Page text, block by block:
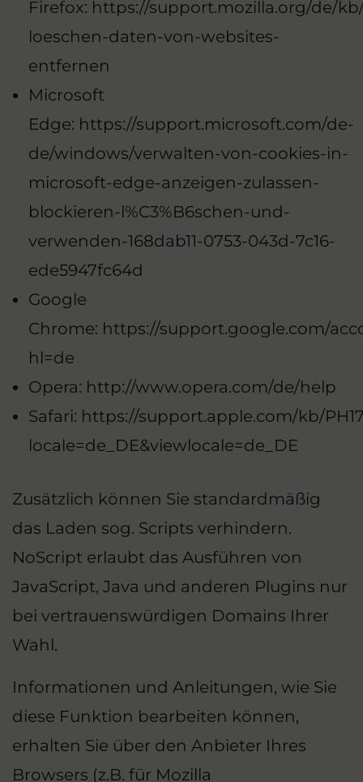
Firefox: https://support.mozilla.org/de/
loeschen-daten-von-websites-
entfernen
Microsoft
Edge: https://support.microsoft.com/de-
de/windows/verwalten-von-cookies-in-
microsoft-edge-anzeigen-zulassen-
blockieren-l%C3%B6schen-und-
verwenden-168dab11-0753-043d-7c16-
ede5947fc64d
Google
Chrome: https://support.google.com/
hl=de
Opera: http://www.opera.com/de/help
Safari: https://support.apple.com/kb/
locale=de_DE&viewlocale=de_DE
Zusätzlich können Sie standardmäßig
das Laden sog. Scripts verhindern.
NoScript erlaubt das Ausführen von
JavaScript, Java und anderen Plugins nur
bei vertrauenswürdigen Domains Ihrer
Wahl.
Informationen und Anleitungen, wie Sie
diese Funktion bearbeiten können,
erhalten Sie über den Anbieter Ihres
Browsers (z.B. für Mozilla